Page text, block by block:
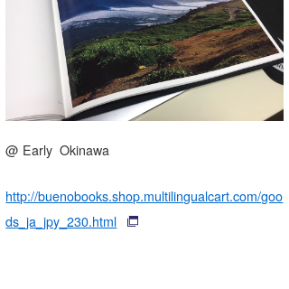
@ Early Okinawa
http://buenobooks.shop.multilingualcart.com/goo
ds_ja_jpy_230.html
伊豆
千葉南
大阪
ルール＆How to
VOTE!